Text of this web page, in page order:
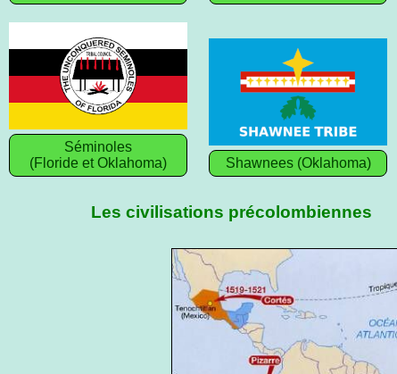
Séminoles
(Floride et Oklahoma)
Shawnees (Oklahoma)
Les civilisations précolombiennes